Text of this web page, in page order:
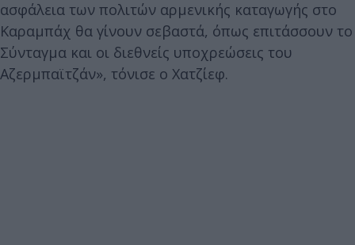
ασφάλεια των πολιτών αρμενικής καταγωγής στο
Καραμπάχ θα γίνουν σεβαστά, όπως επιτάσσουν το
Σύνταγμα και οι διεθνείς υποχρεώσεις του
Αζερμπαϊτζάν», τόνισε ο Χατζίεφ.